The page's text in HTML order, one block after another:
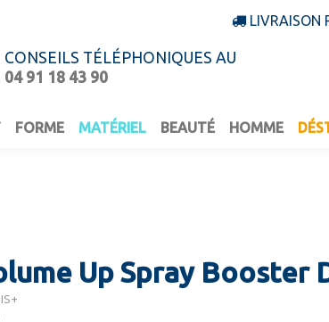
LIVRAISON
CONSEILS TÉLÉPHONIQUES AU
04 91 18 43 90
FORME MATÉRIEL BEAUTÉ HOMME
Up Spray Booster